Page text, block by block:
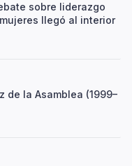
sobre liderazgo
llegó al interior
de la Asamblea (1999–